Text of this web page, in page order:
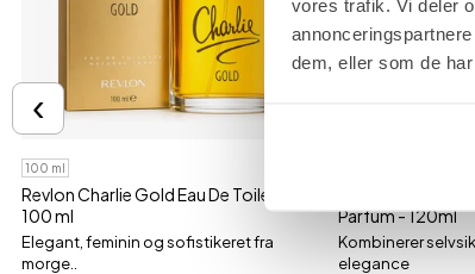
vores trafik. Vi deler
dem, eller som de
100 ml
Revlon Charlie Gold Eau De Toilette -
100 ml
Elegant, feminin og sofistikeret fra
morge..
Parfum - 120ml
Kombinerer
elegance
‹